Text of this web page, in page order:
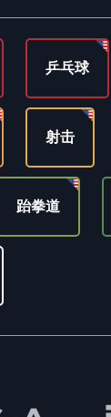
乒乓球
射击
跆拳道